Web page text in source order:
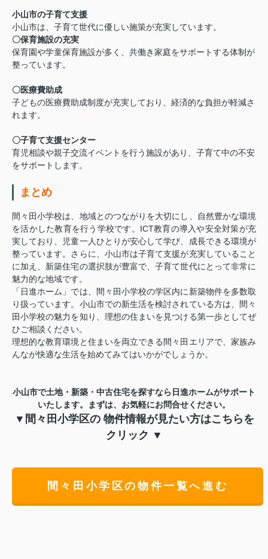
小山市の子育て支援
小山市は、子育て世代に優しい施策が充実しています。
〇保育施設の充実
保育園や学童保育施設が多く、共働き家庭をサポートする体制が
整っています。
〇医療費助成
子どもの医療費助成制度が充実しており、経済的な負担が軽減さ
れます。
〇子育て支援センター
育児相談や親子交流イベントを行う施設があり、子育て中の不安
をサポートします。
まとめ
間々田小学校は、地域とのつながりを大切にし、自然豊かな環境
を活かした教育を行う学校です。ICT教育の導入や安全対策が充
実しており、児童一人ひとりが安心して学び、成長できる環境が
整っています。さらに、小山市は子育て支援が充実していること
に加え、新築住宅の選択肢が豊富で、子育て世代にとって非常に
魅力的な地域です。
「日進ホーム」では、間々田小学校の学区内に新築物件を多数取
り扱っています。小山市での新生活を検討されている方は、間々
田小学校の魅力を知り、理想の住まいを見つける第一歩としてぜ
ひご相談ください。
理想的な教育環境と住まいを両立できる間々田エリアで、家族み
んなが快適な生活を始めてみてはいかがでしょうか。
小山市で土地・新築・中古住宅を探すなら日進ホームがサポート
いたします。
まずは、お気軽にお問合せください。
▼間々田小学区の 物件情報が見たい方はこちらを
クリック ▼
間々田小学区の物件一覧へ進む